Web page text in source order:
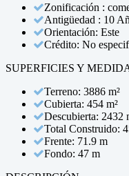
Zonificación :
Antigüedad : 10
Orientación: Este
Crédito: No
SUPERFICIES Y
Terreno: 3886 m²
Cubierta: 454 m²
Descubierta: 2432
Total Construido:
Frente: 71.9 m
Fondo: 47 m